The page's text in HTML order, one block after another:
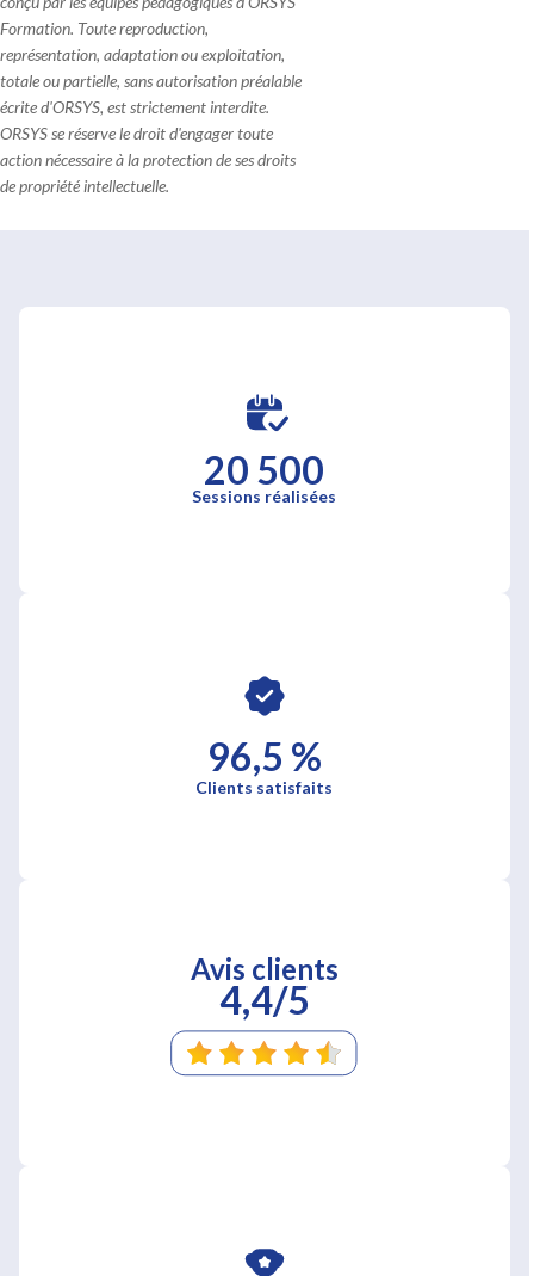
Formation. Toute reproduction,
représentation, adaptation ou exploitation,
totale ou partielle, sans autorisation préalable
écrite d'ORSYS, est strictement interdite.
ORSYS se réserve le droit d'engager toute
action nécessaire à la protection de ses droits
de propriété intellectuelle.
20 500
Sessions réalisées
96,5 %
Clients satisfaits
Avis clients
4,4/5